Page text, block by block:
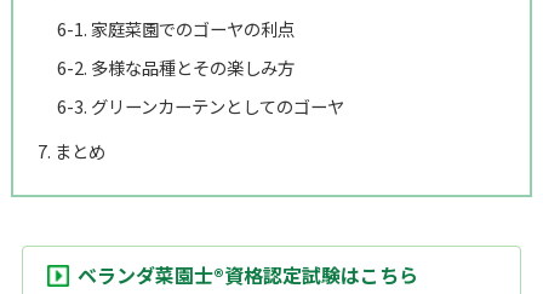
6-1. 家庭菜園でのゴーヤの利点
6-2. 多様な品種とその楽しみ方
6-3. グリーンカーテンとしてのゴーヤ
7. まとめ
ベランダ菜園士®資格認定試験はこちら